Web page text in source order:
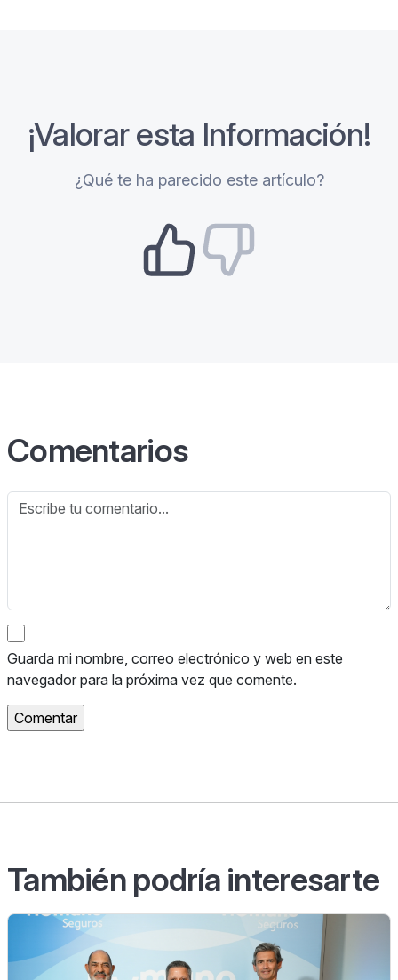
¡Valorar esta Información!
¿Qué te ha parecido este artículo?
Comentarios
Guarda mi nombre, correo electrónico y web en este
navegador para la próxima vez que comente.
También podría interesarte